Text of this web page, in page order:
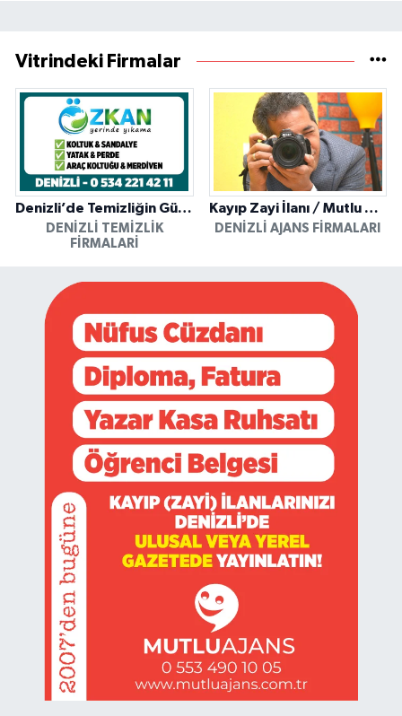
Vitrindeki Firmalar
Denizli’de Temizliğin Güvenilir Adresi: Özkan Yerinde Yıkama
DENIZLI TEMIZLIK
FIRMALARI
Kayıp Zayi İlanı / Mutlu Ajans / Denizli
DENIZLI AJANS FIRMALARI